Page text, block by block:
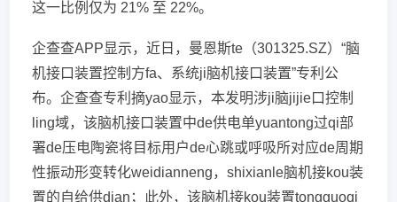
这一比例仅为 21% 至 22%。
企查查APP显示，近日，曼恩斯te（301325.SZ）“脑
机接口装置控制方fa、系统ji脑机接口装置”专利公
布。企查查专利摘yao显示，本发明涉ji脑jijie口控制
ling域，该脑机接口装置中de供电单yuantong过qi部
署de压电陶瓷将目标用户de心跳或呼吸所对应de周期
性振动形变转化weidianneng，shixianle脑机接kou装
置的自给供dian；此外，该脑机接kou装置tongguoqi